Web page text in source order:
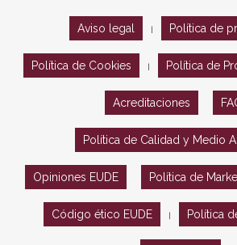
Aviso legal Política de
Política de Cookies Política de
Acreditaciones
Política de Calidad y Medio
Opiniones EUDE Política de
Código ético EUDE Política